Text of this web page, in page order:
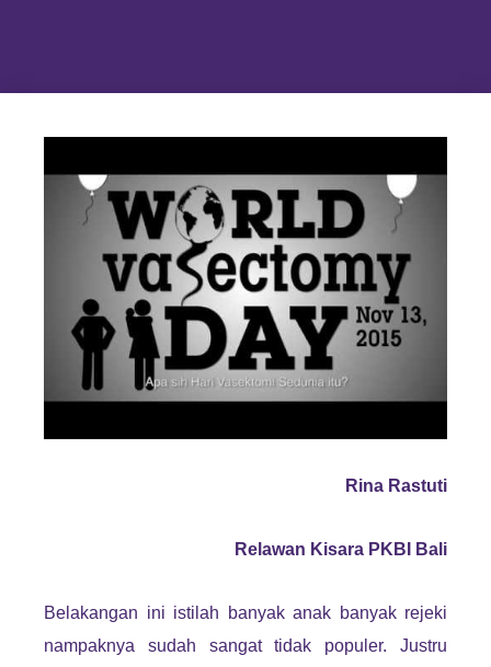
Rina Rastuti
Relawan Kisara PKBI Bali
Belakangan ini istilah banyak anak banyak rejeki
nampaknya sudah sangat tidak populer. Justru